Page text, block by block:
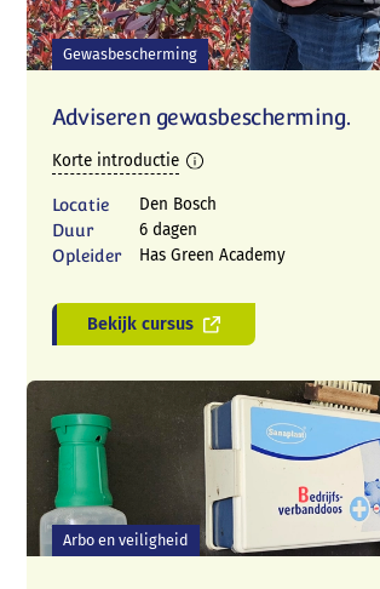
Gewasbescherming
Adviseren gewasbescherming.
Korte introductie
Locatie
Den Bosch
Duur
6 dagen
Opleider
Has Green Academy
Bekijk cursus
Arbo en veiligheid